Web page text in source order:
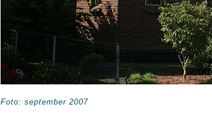
Foto: september 2007